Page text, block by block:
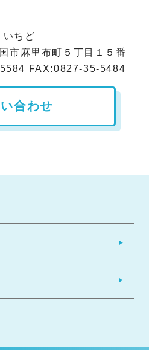
いちど
市麻里布町５丁目１５番
FAX:0827-35-5484
合わせ